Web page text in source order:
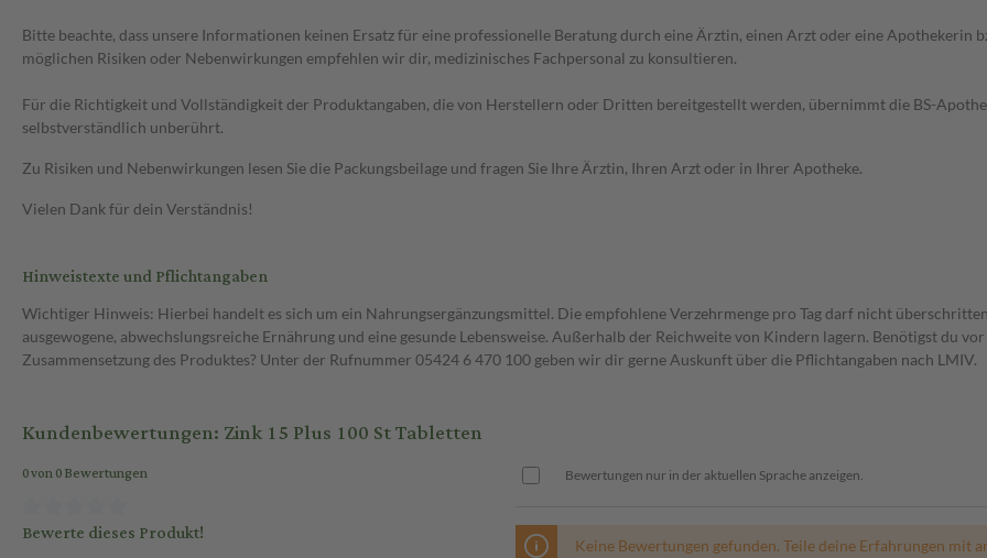
Bitte beachte, dass unsere Informationen keinen Ersatz für eine professionelle Beratung durch eine Ärztin, einen Arzt oder eine Apothekerin
möglichen Risiken oder Nebenwirkungen empfehlen wir dir, medizinisches Fachpersonal zu konsultieren.
Für die Richtigkeit und Vollständigkeit der Produktangaben, die von Herstellern oder Dritten bereitgestellt werden, übernimmt die BS-
selbstverständlich unberührt.
Zu Risiken und Nebenwirkungen lesen Sie die Packungsbeilage und fragen Sie Ihre Ärztin, Ihren Arzt oder in Ihrer Apotheke.
Vielen Dank für dein Verständnis!
Hinweistexte und Pflichtangaben
Wichtiger Hinweis: Hierbei handelt es sich um ein Nahrungsergänzungsmittel. Die empfohlene Verzehrmenge pro Tag darf nicht
ausgewogene, abwechslungsreiche Ernährung und eine gesunde Lebensweise. Außerhalb der Reichweite von Kindern lagern. Benötigst du
Zusammensetzung des Produktes? Unter der Rufnummer 05424 6 470 100 geben wir dir gerne Auskunft über die Pflichtangaben nach LMIV.
Kundenbewertungen: Zink 15 Plus 100 St Tabletten
0 von 0 Bewertungen
Bewerte dieses Produkt!
Bewertungen nur in der aktuellen Sprache anzeigen.
Keine Bewertungen gefunden. Teile deine Erfahrungen mit